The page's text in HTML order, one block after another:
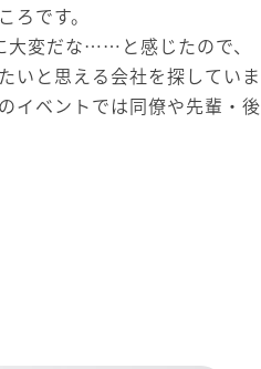
です。
大変だな……と感じたので、
いと思える会社を探していま
イベントでは同僚や先輩・後